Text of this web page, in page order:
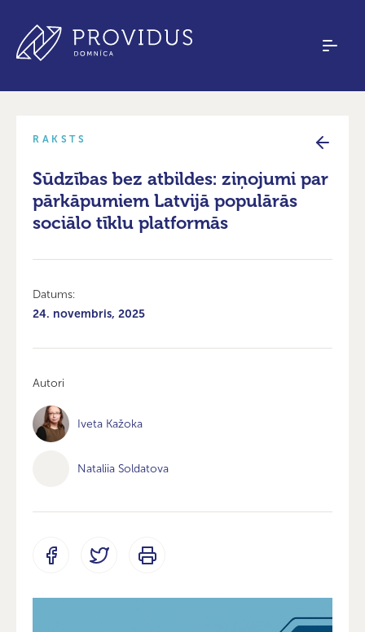
RAKSTS
Sūdzības bez atbildes: ziņojumi par
pārkāpumiem Latvijā populārās
sociālo tīklu platformās
Datums:
24. novembris, 2025
Autori
Iveta Kažoka
Nataliia Soldatova